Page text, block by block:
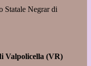
Statale Negrar di
Valpolicella (VR)